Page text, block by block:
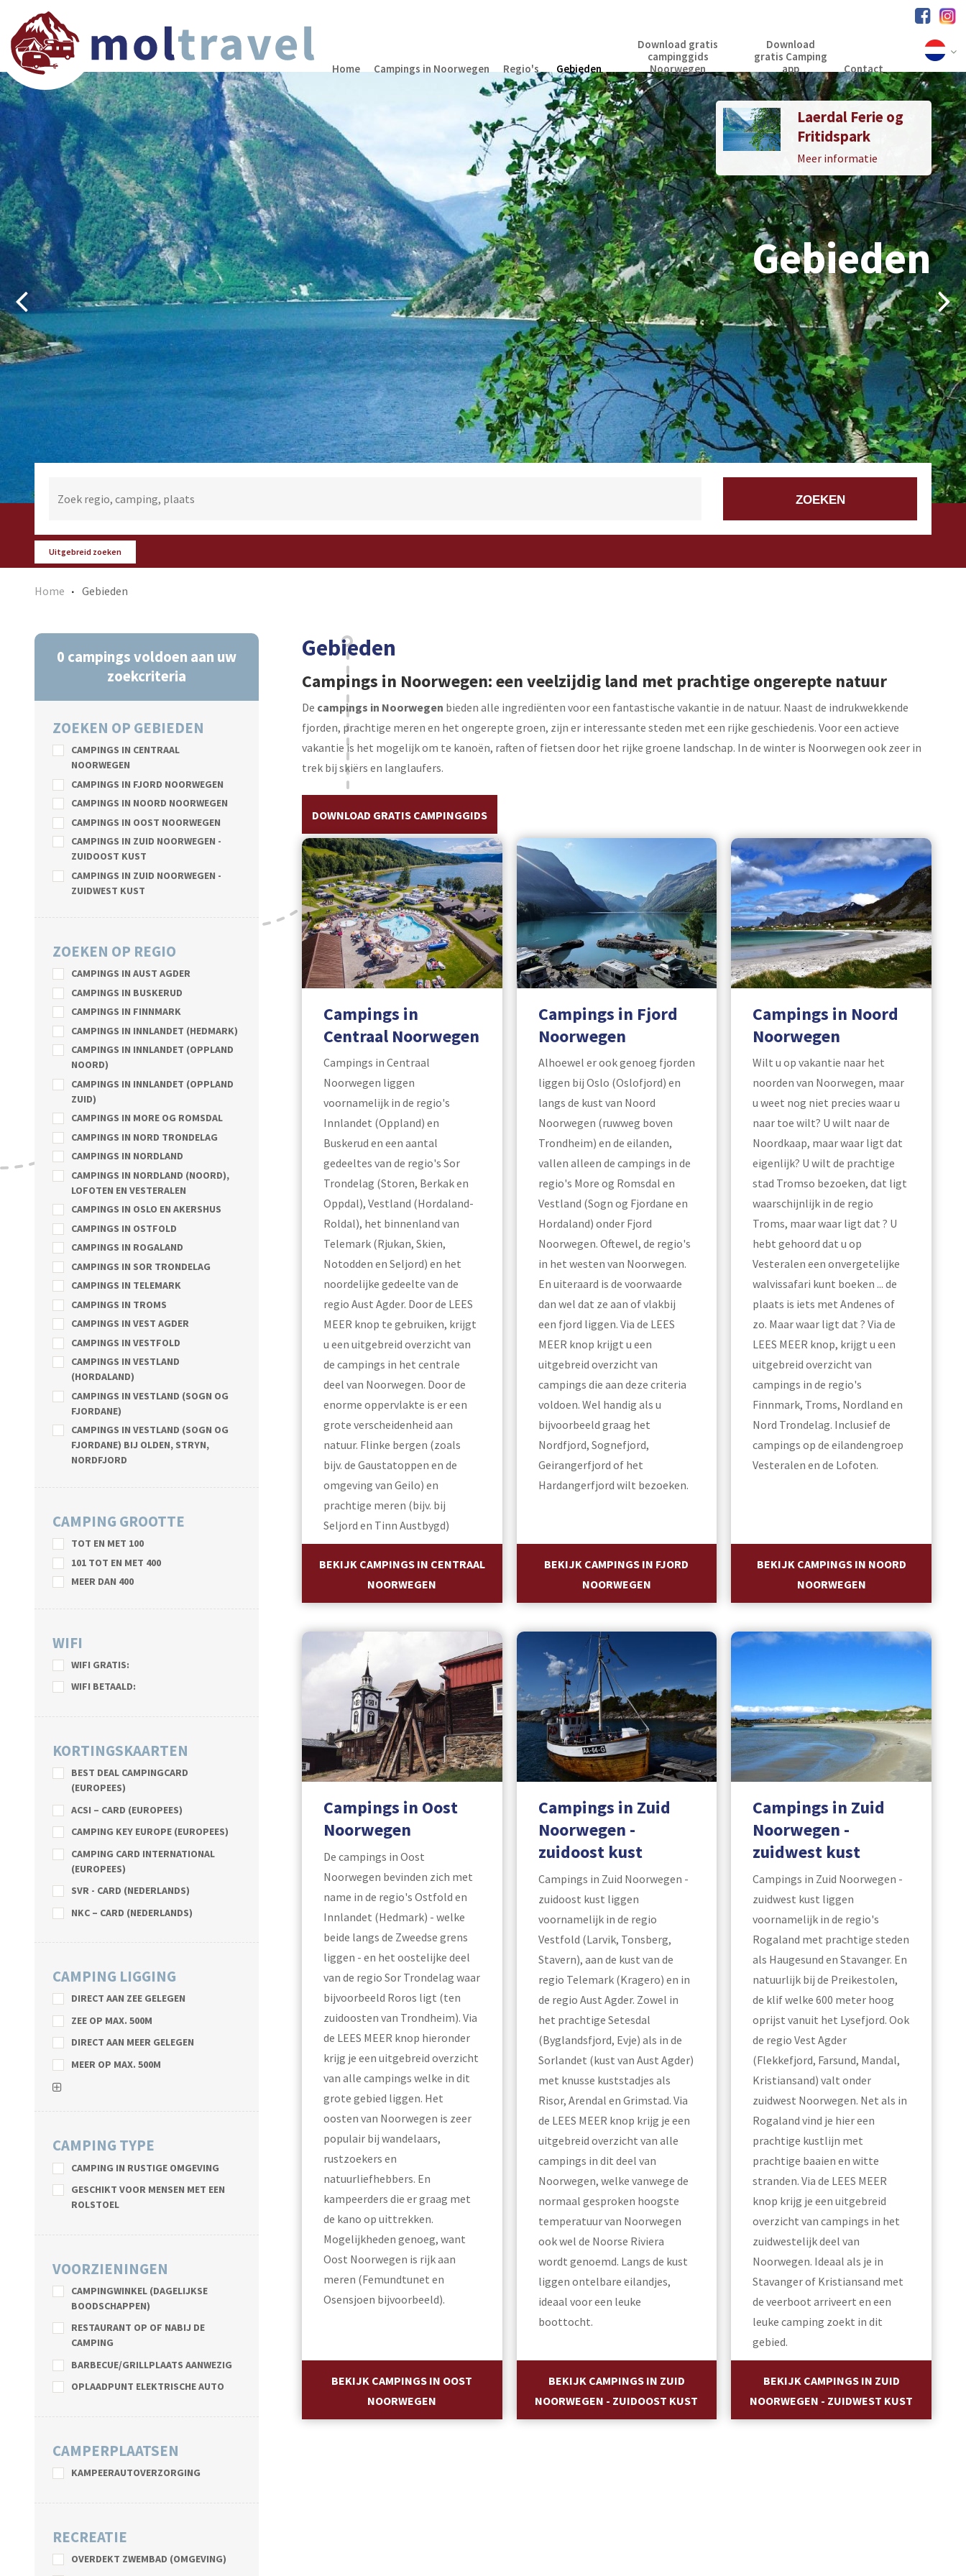
Home Campings in Noorwegen Regio's Gebieden
Download gratis
campinggids
Noorwegen
Download
gratis Camping
app
Contact
Laerdal Ferie og
Fritidspark
Meer informatie
Gebieden
Fjord Line
Aanbiedingen
Meer informatie
Gebieden
Uitgebreid zoeken
Home Gebieden
Gebieden
Campings in Noorwegen: een veelzijdig land met prachtige ongerepte natuur
De campings in Noorwegen bieden alle ingrediënten voor een fantastische vakantie in de natuur. Naast de indrukwekkende
fjorden, prachtige meren en het ongerepte groen, zijn er interessante steden met een rijke geschiedenis. Voor een actieve
vakantie is het mogelijk om te kanoën, raften of fietsen door het rijke groene landschap. In de winter is Noorwegen ook zeer in
trek bij skiërs en langlaufers.
DOWNLOAD GRATIS CAMPINGGIDS
Campings in
Centraal Noorwegen
Campings in Centraal
Noorwegen liggen
voornamelijk in de regio's
Innlandet (Oppland) en
Buskerud en een aantal
gedeeltes van de regio's Sor
Trondelag (Storen, Berkak en
Oppdal), Vestland (Hordaland-
Roldal), het binnenland van
Telemark (Rjukan, Skien,
Notodden en Seljord) en het
noordelijke gedeelte van de
regio Aust Agder. Door de LEES
MEER knop te gebruiken, krijgt
u een uitgebreid overzicht van
de campings in het centrale
deel van Noorwegen. Door de
enorme oppervlakte is er een
grote verscheidenheid aan
natuur. Flinke bergen (zoals
bijv. de Gaustatoppen en de
omgeving van Geilo) en
prachtige meren (bijv. bij
Seljord en Tinn Austbygd)
BEKIJK CAMPINGS IN CENTRAAL
NOORWEGEN
Campings in Fjord
Noorwegen
Alhoewel er ook genoeg fjorden
liggen bij Oslo (Oslofjord) en
langs de kust van Noord
Noorwegen (ruwweg boven
Trondheim) en de eilanden,
vallen alleen de campings in de
regio's More og Romsdal en
Vestland (Sogn og Fjordane en
Hordaland) onder Fjord
Noorwegen. Oftewel, de regio's
in het westen van Noorwegen.
En uiteraard is de voorwaarde
dan wel dat ze aan of vlakbij
een fjord liggen. Via de LEES
MEER knop krijgt u een
uitgebreid overzicht van
campings die aan deze criteria
voldoen. Wel handig als u
bijvoorbeeld graag het
Nordfjord, Sognefjord,
Geirangerfjord of het
Hardangerfjord wilt bezoeken.
BEKIJK CAMPINGS IN FJORD
NOORWEGEN
Campings in Noord
Noorwegen
Wilt u op vakantie naar het
noorden van Noorwegen, maar
u weet nog niet precies waar u
naar toe wilt? U wilt naar de
Noordkaap, maar waar ligt dat
eigenlijk? U wilt de prachtige
stad Tromso bezoeken, dat ligt
waarschijnlijk in de regio
Troms, maar waar ligt dat ? U
hebt gehoord dat u op
Vesteralen een onvergetelijke
walvissafari kunt boeken ... de
plaats is iets met Andenes of
zo. Maar waar ligt dat ? Via de
LEES MEER knop, krijgt u een
uitgebreid overzicht van
campings in de regio's
Finnmark, Troms, Nordland en
Nord Trondelag. Inclusief de
campings op de eilandengroep
Vesteralen en de Lofoten.
BEKIJK CAMPINGS IN NOORD
NOORWEGEN
Campings in Oost
Noorwegen
De campings in Oost
Noorwegen bevinden zich met
name in de regio's Ostfold en
Innlandet (Hedmark) - welke
beide langs de Zweedse grens
liggen - en het oostelijke deel
van de regio Sor Trondelag waar
bijvoorbeeld Roros ligt (ten
zuidoosten van Trondheim). Via
de LEES MEER knop hieronder
krijg je een uitgebreid overzicht
van alle campings welke in dit
grote gebied liggen. Het
oosten van Noorwegen is zeer
populair bij wandelaars,
rustzoekers en
natuurliefhebbers. En
kampeerders die er graag met
de kano op uittrekken.
Mogelijkheden genoeg, want
Oost Noorwegen is rijk aan
meren (Femundtunet en
Osensjoen bijvoorbeeld).
BEKIJK CAMPINGS IN OOST
NOORWEGEN
Campings in Zuid
Noorwegen -
zuidoost kust
Campings in Zuid Noorwegen -
zuidoost kust liggen
voornamelijk in de regio
Vestfold (Larvik, Tonsberg,
Stavern), aan de kust van de
regio Telemark (Kragero) en in
de regio Aust Agder. Zowel in
het prachtige Setesdal
(Byglandsfjord, Evje) als in de
Sorlandet (kust van Aust Agder)
met knusse kuststadjes als
Risor, Arendal en Grimstad. Via
de LEES MEER knop krijg je een
uitgebreid overzicht van alle
campings in dit deel van
Noorwegen, welke vanwege de
normaal gesproken hoogste
temperatuur van Noorwegen
ook wel de Noorse Riviera
wordt genoemd. Langs de kust
liggen ontelbare eilandjes,
ideaal voor een leuke
boottocht.
BEKIJK CAMPINGS IN ZUID
NOORWEGEN - ZUIDOOST KUST
Campings in Zuid
Noorwegen -
zuidwest kust
Campings in Zuid Noorwegen -
zuidwest kust liggen
voornamelijk in de regio's
Rogaland met prachtige steden
als Haugesund en Stavanger. En
natuurlijk bij de Preikestolen,
de klif welke 600 meter hoog
oprijst vanuit het Lysefjord. Ook
de regio Vest Agder
(Flekkefjord, Farsund, Mandal,
Kristiansand) valt onder
zuidwest Noorwegen. Net als in
Rogaland vind je hier een
prachtige kustlijn met
prachtige baaien en witte
stranden. Via de LEES MEER
knop krijg je een uitgebreid
overzicht van campings in het
zuidwestelijk deel van
Noorwegen. Ideaal als je in
Stavanger of Kristiansand met
de veerboot arriveert en een
leuke camping zoekt in dit
gebied.
BEKIJK CAMPINGS IN ZUID
NOORWEGEN - ZUIDWEST KUST
0 campings voldoen aan uw
zoekcriteria
ZOEKEN OP GEBIEDEN
CAMPINGS IN CENTRAAL
NOORWEGEN
CAMPINGS IN FJORD NOORWEGEN
CAMPINGS IN NOORD NOORWEGEN
CAMPINGS IN OOST NOORWEGEN
CAMPINGS IN ZUID NOORWEGEN -
ZUIDOOST KUST
CAMPINGS IN ZUID NOORWEGEN -
ZUIDWEST KUST
ZOEKEN OP REGIO
CAMPINGS IN AUST AGDER
CAMPINGS IN BUSKERUD
CAMPINGS IN FINNMARK
CAMPINGS IN INNLANDET (HEDMARK)
CAMPINGS IN INNLANDET (OPPLAND
NOORD)
CAMPINGS IN INNLANDET (OPPLAND
ZUID)
CAMPINGS IN MORE OG ROMSDAL
CAMPINGS IN NORD TRONDELAG
CAMPINGS IN NORDLAND
CAMPINGS IN NORDLAND (NOORD),
LOFOTEN EN VESTERALEN
CAMPINGS IN OSLO EN AKERSHUS
CAMPINGS IN OSTFOLD
CAMPINGS IN ROGALAND
CAMPINGS IN SOR TRONDELAG
CAMPINGS IN TELEMARK
CAMPINGS IN TROMS
CAMPINGS IN VEST AGDER
CAMPINGS IN VESTFOLD
CAMPINGS IN VESTLAND
(HORDALAND)
CAMPINGS IN VESTLAND (SOGN OG
FJORDANE)
CAMPINGS IN VESTLAND (SOGN OG
FJORDANE) BIJ OLDEN, STRYN,
NORDFJORD
CAMPING GROOTTE
TOT EN MET 100
101 TOT EN MET 400
MEER DAN 400
WIFI
WIFI GRATIS:
WIFI BETAALD:
KORTINGSKAARTEN
BEST DEAL CAMPINGCARD
(EUROPEES)
ACSI – CARD (EUROPEES)
CAMPING KEY EUROPE (EUROPEES)
CAMPING CARD INTERNATIONAL
(EUROPEES)
SVR - CARD (NEDERLANDS)
NKC – CARD (NEDERLANDS)
CAMPING LIGGING
DIRECT AAN ZEE GELEGEN
ZEE OP MAX. 500M
DIRECT AAN MEER GELEGEN
MEER OP MAX. 500M
CAMPING TYPE
CAMPING IN RUSTIGE OMGEVING
GESCHIKT VOOR MENSEN MET EEN
ROLSTOEL
VOORZIENINGEN
CAMPINGWINKEL (DAGELIJKSE
BOODSCHAPPEN)
RESTAURANT OP OF NABIJ DE
CAMPING
BARBECUE/GRILLPLAATS AANWEZIG
OPLAADPUNT ELEKTRISCHE AUTO
CAMPERPLAATSEN
KAMPEERAUTOVERZORGING
RECREATIE
OVERDEKT ZWEMBAD (OMGEVING)